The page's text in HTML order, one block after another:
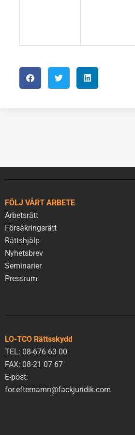
FÖLJ VÅRT ARBETE
Arbetsrätt
Försäkringsrätt
Rättshjälp
Nyhetsbrev
Seminarier
Pressrum
LO-TCO Rättsskydd
TEL: 08-676 63 00
FAX: 08-21 07 67
E-post:
for.efternamn@fackjuridik.com